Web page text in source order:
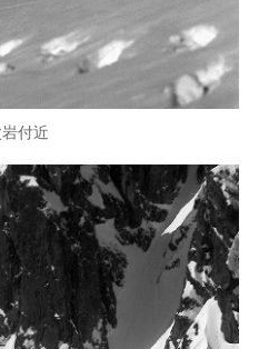
付近